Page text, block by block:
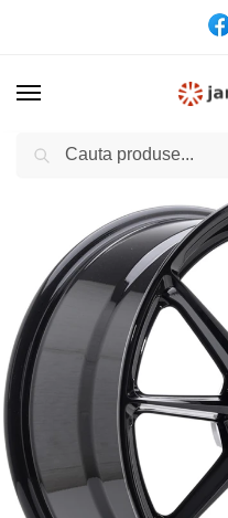
Acasă Jante / JANTA JR